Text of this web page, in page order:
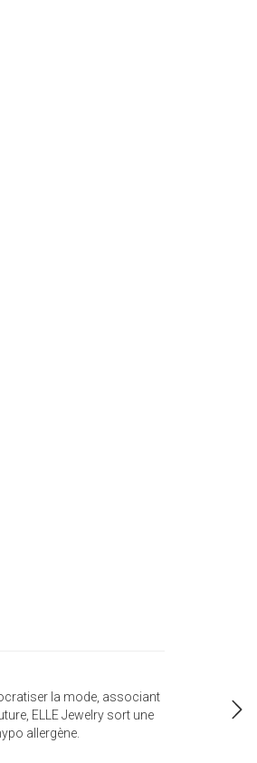
la mode, associant
ELLE Jewelry sort une
allergène.